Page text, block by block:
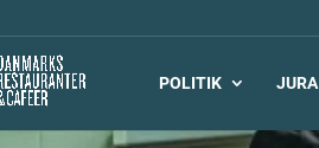
POLITIK JURA